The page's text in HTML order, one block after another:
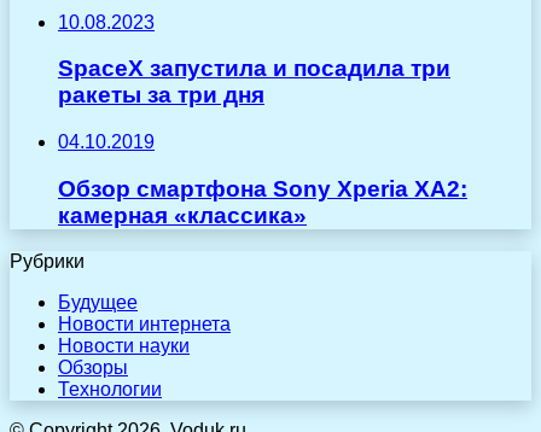
10.08.2023
SpaceX запустила и посадила три
ракеты за три дня
04.10.2019
Обзор смартфона Sony Xperia XA2:
камерная «классика»
Рубрики
Будущее
Новости интернета
Новости науки
Обзоры
Технологии